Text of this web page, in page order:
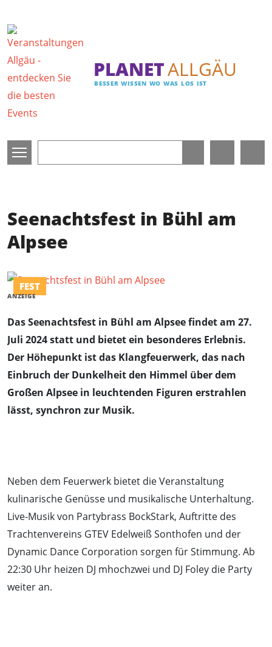
PLANETALLGÄU
BESSER WISSEN WO WAS LOS IST
Seenachtsfest in Bühl am
Alpsee
FEST
ANZEIGE
Das Seenachtsfest in Bühl am Alpsee findet am 27.
Juli 2024 statt und bietet ein besonderes Erlebnis.
Der Höhepunkt ist das Klangfeuerwerk, das nach
Einbruch der Dunkelheit den Himmel über dem
Großen Alpsee in leuchtenden Figuren erstrahlen
lässt, synchron zur Musik.
Neben dem Feuerwerk bietet die Veranstaltung
kulinarische Genüsse und musikalische Unterhaltung.
Live-Musik von Partybrass BockStark, Auftritte des
Trachtenvereins GTEV Edelweiß Sonthofen und der
Dynamic Dance Corporation sorgen für Stimmung. Ab
22:30 Uhr heizen DJ mhochzwei und DJ Foley die Party
weiter an.